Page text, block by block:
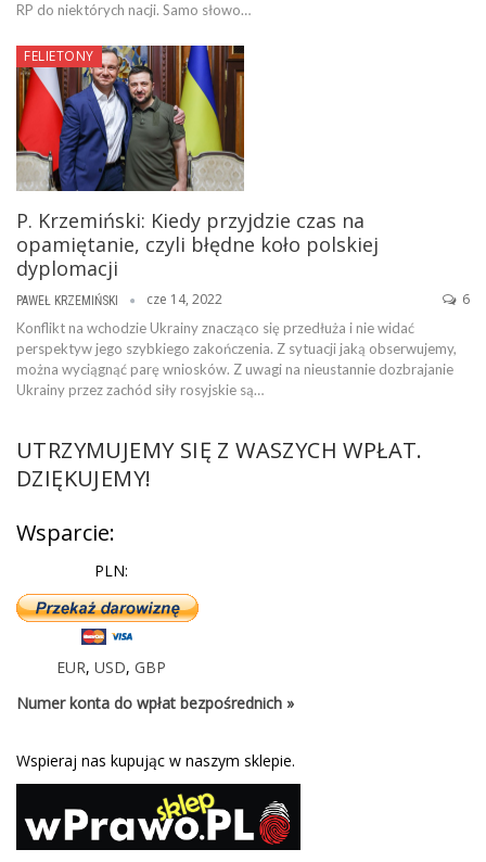
RP do niektórych nacji. Samo słowo…
FELIETONY
P. Krzemiński: Kiedy przyjdzie czas na
opamiętanie, czyli błędne koło polskiej
dyplomacji
PAWEŁ KRZEMIŃSKI cze 14, 2022 6
Konflikt na wchodzie Ukrainy znacząco się przedłuża i nie widać
perspektyw jego szybkiego zakończenia. Z sytuacji jaką obserwujemy,
można wyciągnąć parę wniosków. Z uwagi na nieustannie dozbrajanie
Ukrainy przez zachód siły rosyjskie są…
UTRZYMUJEMY SIĘ Z WASZYCH WPŁAT.
DZIĘKUJEMY!
Wsparcie:
PLN:
EUR, USD, GBP
Numer konta do wpłat bezpośrednich »
Wspieraj nas kupując w naszym sklepie.